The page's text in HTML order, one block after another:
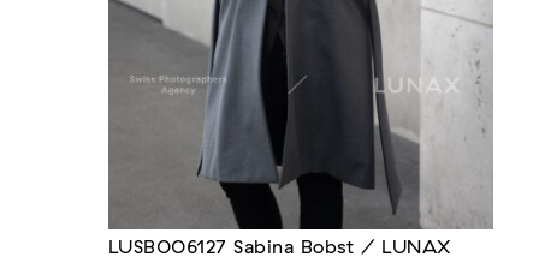
LUSB006127 Sabina Bobst / LUNAX